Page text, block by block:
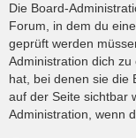
Die Board-
Forum, in dem du
geprüft werden
Administration dich
hat, bei denen sie die
auf der Seite sichtbar
Administration, wenn